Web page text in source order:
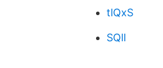
tlQxS
SQlI